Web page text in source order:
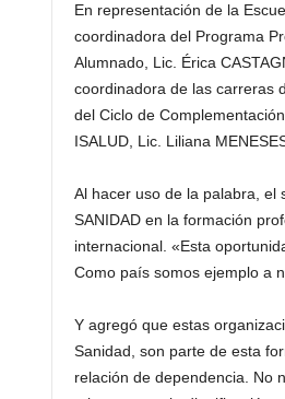
En representación de la
coordinadora del Programa
Alumnado, Lic. Érica
coordinadora de las carreras
del Ciclo de
ISALUD, Lic. Liliana
Al hacer uso de la palabra, el
SANIDAD en la formación
internacional. «Esta
Como país somos ejemplo a
Y agregó que estas
Sanidad, son parte de esta
relación de dependencia. No